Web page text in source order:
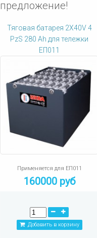
предложение!
Тяговая батарея 2X40V 4
PzS 280 Ah для тележки
ЕП011
Применяется для ЕП011
160000 руб
Добавить в корзину